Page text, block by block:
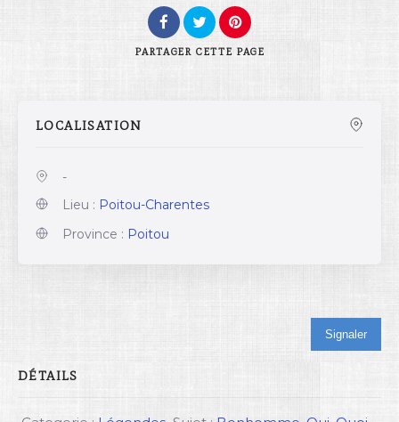
PARTAGER CETTE PAGE
LOCALISATION
-
Lieu : Poitou-Charentes
Province : Poitou
Signaler
DÉTAILS